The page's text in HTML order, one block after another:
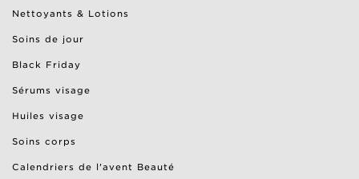
Nettoyants & Lotions
Soins de jour
Black Friday
Sérums visage
Huiles visage
Soins corps
Calendriers de l'avent Beauté